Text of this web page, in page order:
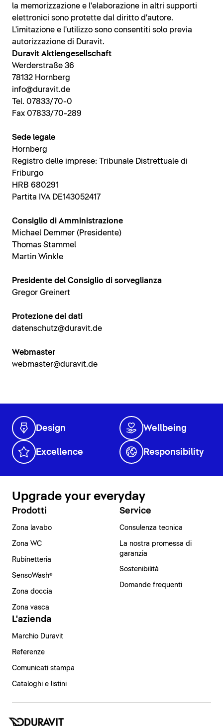
la memorizzazione e l'elaborazione in altri supporti
elettronici sono protette dal diritto d'autore.
L'imitazione e l'utilizzo sono consentiti solo previa
autorizzazione di Duravit.
Duravit Aktiengesellschaft
Werderstraße 36
78132 Hornberg
info@duravit.de
Tel. 07833/70-0
Fax 07833/70-289
Sede legale
Hornberg
Registro delle imprese: Tribunale Distrettuale di
Friburgo
HRB 680291
Partita IVA DE143052417
Consiglio di Amministrazione
Michael Demmer (Presidente)
Thomas Stammel
Martin Winkle
Presidente del Consiglio di sorveglianza
Gregor Greinert
Protezione dei dati
datenschutz@duravit.de
Webmaster
webmaster@duravit.de
Design Wellbeing
Excellence Responsibility
Upgrade your everyday
Prodotti
Zona lavabo
Zona WC
Rubinetteria
SensoWash®
Zona doccia
Zona vasca
Service
Consulenza tecnica
La nostra promessa di
garanzia
Sostenibilità
Domande frequenti
L'azienda
Marchio Duravit
Referenze
Comunicati stampa
Cataloghi e listini